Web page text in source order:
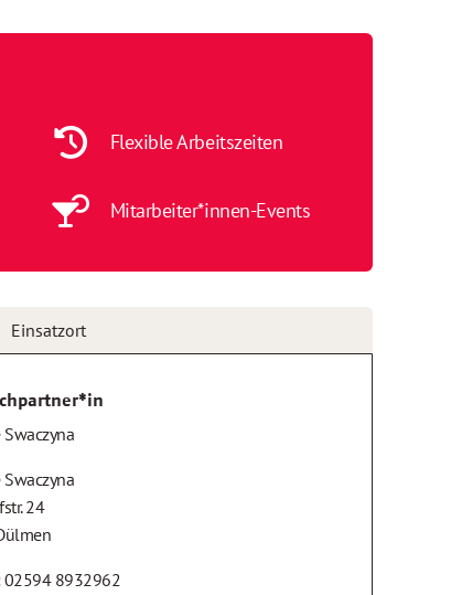
Flexible Arbeitszeiten
Mitarbeiter*innen-Events
Einsatzort
24
02594 8932962